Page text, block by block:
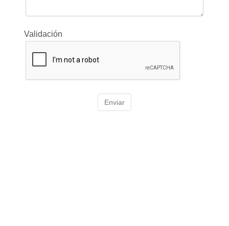
Validación